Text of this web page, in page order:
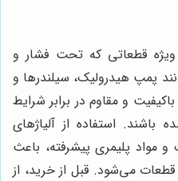
ویژه قطعاتی که تحت فشار و
پمپ هیدرولیک، سیلندرها و
باکیفیت و مقاوم در برابر شرایط
استفاده از آلیاژهای
مواد پلیمری پیشرفته، باعث
می‌شود. قبل از خرید، از